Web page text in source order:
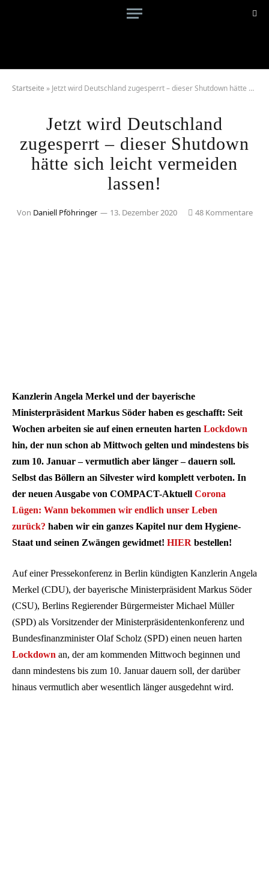
Startseite » Jetzt wird Deutschland zugesperrt – dieser Shutdown hätte sich leicht vermeiden lassen!
Jetzt wird Deutschland
zugesperrt – dieser Shutdown
hätte sich leicht vermeiden
lassen!
Von Daniell Pföhringer 13. Dezember 2020 48 Kommentare
Kanzlerin Angela Merkel und der bayerische
Ministerpräsident Markus Söder haben es geschafft: Seit
Wochen arbeiten sie auf einen erneuten harten Lockdown
hin, der nun schon ab Mittwoch gelten und mindestens bis
zum 10. Januar – vermutlich aber länger – dauern soll.
Selbst das Böllern an Silvester wird komplett verboten. In
der neuen Ausgabe von COMPACT-Aktuell Corona
Lügen: Wann bekommen wir endlich unser Leben
zurück? haben wir ein ganzes Kapitel nur dem Hygiene-
Staat und seinen Zwängen gewidmet! HIER bestellen!
Auf einer Pressekonferenz in Berlin kündigten Kanzlerin Angela
Merkel (CDU), der bayerische Ministerpräsident Markus Söder
(CSU), Berlins Regierender Bürgermeister Michael Müller
(SPD) als Vorsitzender der Ministerpräsidentenkonferenz und
Bundesfinanzminister Olaf Scholz (SPD) einen neuen harten
Lockdown an, der am kommenden Mittwoch beginnen und
dann mindestens bis zum 10. Januar dauern soll, der darüber
hinaus vermutlich aber wesentlich länger ausgedehnt wird.